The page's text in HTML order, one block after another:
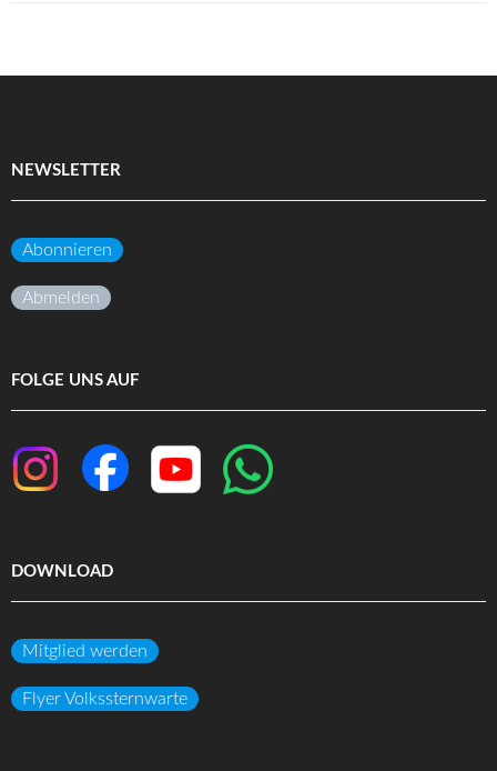
NEWSLETTER
Abonnieren
Abmelden
FOLGE UNS AUF
DOWNLOAD
Mitglied werden
Flyer Volkssternwarte